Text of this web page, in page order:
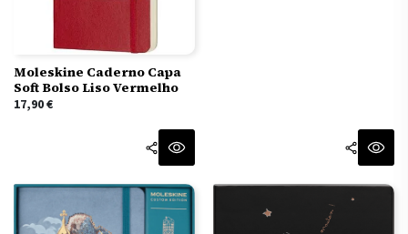
Moleskine Caderno Capa
Soft Bolso Liso Vermelho
17,90€